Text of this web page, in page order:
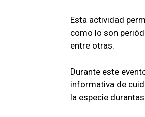
Esta actividad
como lo son
entre otras.
Durante este
informativa de
la especie